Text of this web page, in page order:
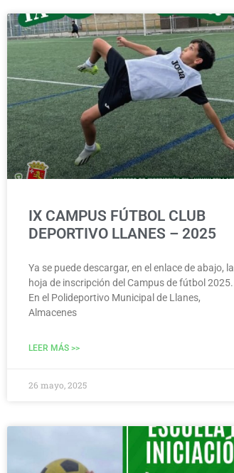
IX CAMPUS FÚTBOL CLUB
DEPORTIVO LLANES – 2025
Ya se puede descargar, en el enlace de abajo, la
hoja de inscripción del Campus de fútbol 2025.
En el Polideportivo Municipal de Llanes,
Almacenes
LEER MÁS >>
26 mayo, 2025